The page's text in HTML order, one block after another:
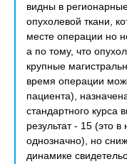
видны в
опухолевой ткани,
месте операции но
а по тому, что
крупные
время операции
пациента),
стандартного курса
результат - 15 (это
однозначно), но
динамике